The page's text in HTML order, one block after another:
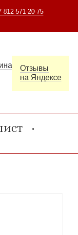
812 571-20-75
Отзывы
на Яндексе